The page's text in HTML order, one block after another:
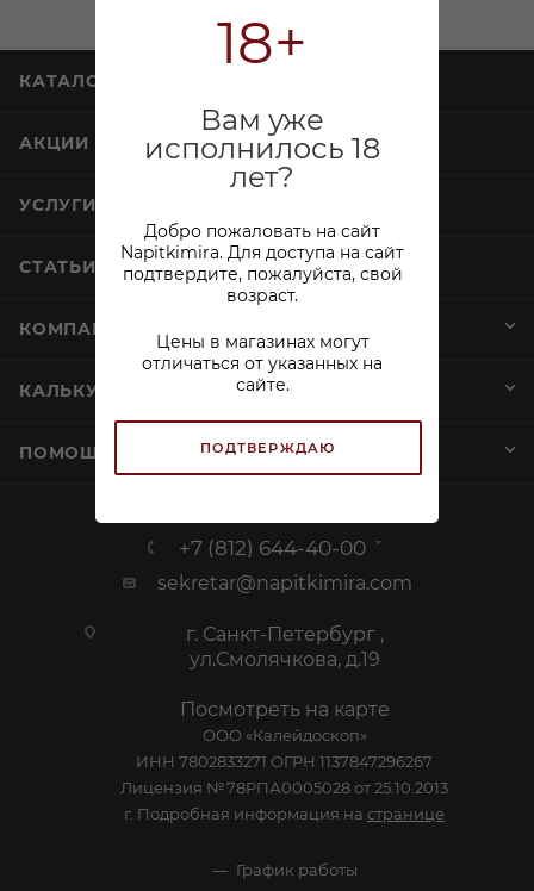
18+
Вам уже
исполнилось 18
лет?
Добро пожаловать на сайт
Napitkimira. Для доступа на сайт
подтвердите, пожалуйста, свой
возраст.
Цены в магазинах могут
отличаться от указанных на
сайте.
ПОДТВЕРЖДАЮ
КАТАЛОГ
АКЦИИ
УСЛУГИ
СТАТЬИ
КОМПАНИЯ
КАЛЬКУЛЯТОР АЛКОГОЛЯ
ПОМОЩЬ И СЕРВИСЫ
+7 (812) 644-40-00
sekretar@napitkimira.com
г. Санкт-Петербург ,
ул.Смолячкова, д.19
Посмотреть на карте
ООО «Калейдоскоп»
ИНН 7802833271 ОГРН 1137847296267
Лицензия №78РПА0005028 от 25.10.2013
г. Подробная информация на странице
График работы